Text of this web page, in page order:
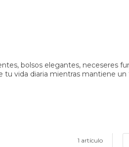
bolsos elegantes, neceseres
tu vida diaria mientras mantiene
1 artículo